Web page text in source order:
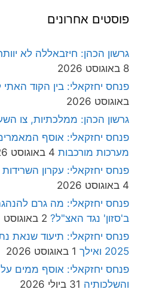
פוסטים אחרונים
גרשון הכהן: חיזבאללה לא
8 באוגוסט 2026
פנחס יחזקאלי: בין הקוד
באוגוסט 2026
גרשון הכהן: ממלכתיות, צו
פנחס יחזקאלי: אוסף
מערכות מורכבות 4 באוגוסט 2026
פנחס יחזקאלי: עקרון
4 באוגוסט 2026
פנחס יחזקאלי: מה גרם
ב'סזון' נגד האצ"ל? 2 באוגוסט 2026
פנחס יחזקאלי: תיעוד שנאת
2025 ואילך
1 באוגוסט 2026
פנחס יחזקאלי: אוסף ממים
והשלכותיה 31 ביולי 2026